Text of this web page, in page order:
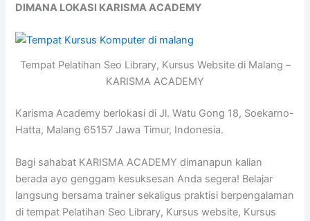
DIMANA LOKASI KARISMA ACADEMY
Tempat Pelatihan Seo Library, Kursus Website di Malang –
KARISMA ACADEMY
Karisma Academy berlokasi di Jl. Watu Gong 18, Soekarno-
Hatta, Malang 65157 Jawa Timur, Indonesia.
Bagi sahabat KARISMA ACADEMY dimanapun kalian
berada ayo genggam kesuksesan Anda segera! Belajar
langsung bersama trainer sekaligus praktisi berpengalaman
di tempat Pelatihan Seo Library, Kursus website, Kursus